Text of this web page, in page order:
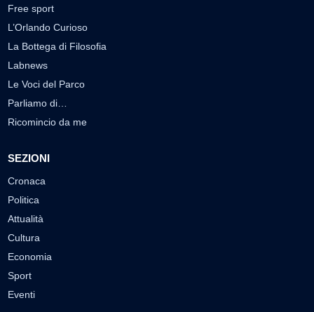
Free sport
L’Orlando Curioso
La Bottega di Filosofia
Labnews
Le Voci del Parco
Parliamo di…
Ricomincio da me
SEZIONI
Cronaca
Politica
Attualità
Cultura
Economia
Sport
Eventi